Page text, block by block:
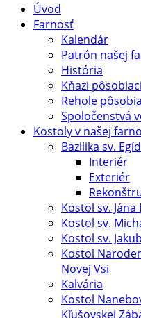
Úvod
Farnosť
Kalendár
Patrón našej
História
Kňazi
Rehole
Spoločenstvá
Kostoly v našej
Bazilika sv.
Interiér
Exteriér
Kostol sv.
Kostol sv.
Kostol sv.
Kostol
Novej Vsi
Kalvária
Kostol
Kľušovskej